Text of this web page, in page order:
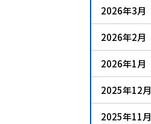
2026年3月
2026年2月
2026年1月
2025年12月
2025年11月